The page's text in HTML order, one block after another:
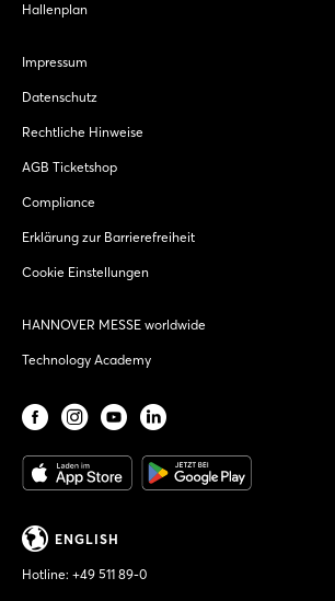
Hallenplan
Impressum
Datenschutz
Rechtliche Hinweise
AGB Ticketshop
Compliance
Erklärung zur Barrierefreiheit
Cookie Einstellungen
HANNOVER MESSE worldwide
Technology Academy
ENGLISH
Hotline: +49 511 89-0